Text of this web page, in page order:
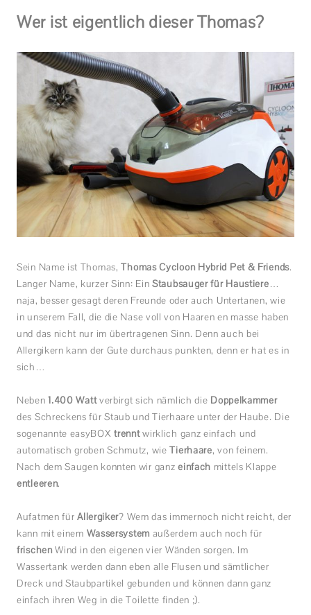
Wer ist eigentlich dieser Thomas?
Sein Name ist Thomas,Thomas Cycloon Hybrid Pet & Friends.
Langer Name, kurzer Sinn: Ein Staubsauger für Haustiere…
naja, besser gesagt deren Freunde oder auch Untertanen, wie
in unserem Fall, die die Nase voll von Haaren en masse haben
und das nicht nur im übertragenen Sinn. Denn auch bei
Allergikern kann der Gute durchaus punkten, denn er hat es in
sich…
Neben 1.400 Wattverbirgt sich nämlich die Doppelkammer
des Schreckens für Staub und Tierhaare unter der Haube. Die
sogenannte easyBOXtrenntwirklich ganz einfach und
automatisch groben Schmutz, wieTierhaare, von feinem.
Nach dem Saugen konnten wir ganzeinfach mittels Klappe
entleeren.
Aufatmen fürAllergiker? Wem das immernoch nicht reicht, der
kann mit einem Wassersystem außerdem auch noch für
frischen Wind in den eigenen vier Wänden sorgen. Im
Wassertank werden dann eben alle Flusen und sämtlicher
Dreck und Staubpartikel gebunden und können dann ganz
einfach ihren Weg in die Toilette finden ;).